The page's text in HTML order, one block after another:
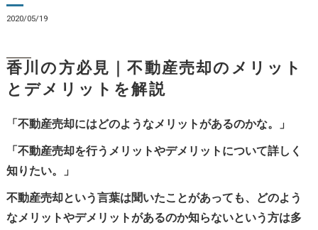
2020/05/19
香川の方必見｜不動産売却のメリット
とデメリットを解説
「不動産売却にはどのようなメリットがあるのかな。」
「不動産売却を行うメリットやデメリットについて詳しく
知りたい。」
不動産売却という言葉は聞いたことがあっても、どのよう
なメリットやデメリットがあるのか知らないという方は多